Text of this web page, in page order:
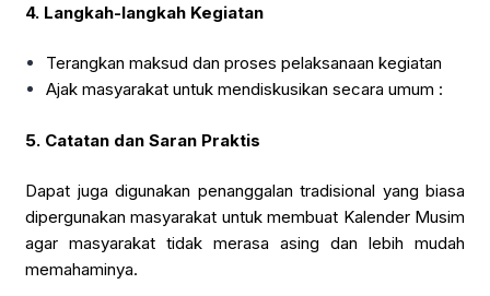
4. Langkah-langkah Kegiatan
Terangkan maksud dan proses pelaksanaan kegiatan
Ajak masyarakat untuk mendiskusikan secara umum :
5. Catatan dan Saran Praktis
Dapat juga digunakan penanggalan tradisional yang biasa
dipergunakan masyarakat untuk membuat Kalender Musim
agar masyarakat tidak merasa asing dan lebih mudah
memahaminya.